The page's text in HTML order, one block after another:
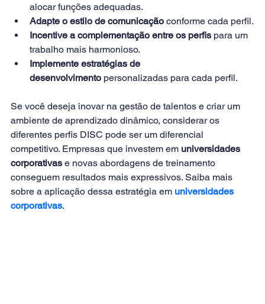
alocar funções adequadas.
Adapte o estilo de comunicação conforme cada perfil.
Incentive a complementação entre os perfis para um
trabalho mais harmonioso.
Implemente estratégias de
desenvolvimento personalizadas para cada perfil.
Se você deseja inovar na gestão de talentos e criar um
ambiente de aprendizado dinâmico, considerar os
diferentes perfis DISC pode ser um diferencial
competitivo. Empresas que investem em universidades
corporativas e novas abordagens de treinamento
conseguem resultados mais expressivos. Saiba mais
sobre a aplicação dessa estratégia em universidades
corporativas.